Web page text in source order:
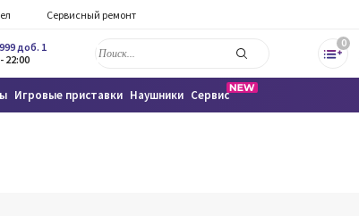
Сервисный ремонт
доб. 1
22:00
0
Игровые приставки Наушники Сервис